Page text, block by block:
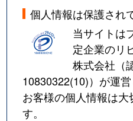
個人情報は保護され
当サイトは
定企業のリ
株式会社（
10830322(10)）が運営
お客様の個人情報は大
す。